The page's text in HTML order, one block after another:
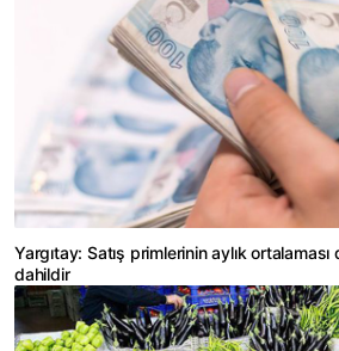
Yargıtay: Satış primlerinin aylık ortalaması
dahildir